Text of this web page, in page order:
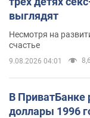
выглядят
Несмотря на
счастье
9.08.2026 04:01
В ПриватБанке
доллары 1996